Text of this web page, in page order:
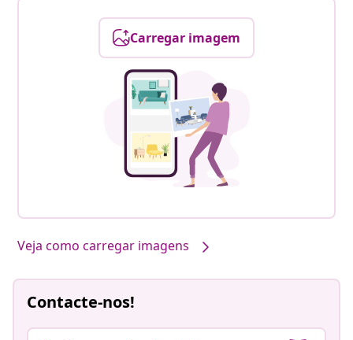
Carregar imagem
Veja como carregar imagens
Contacte-nos!